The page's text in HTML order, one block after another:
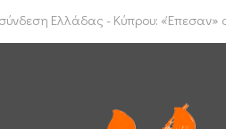
Ελλάδας - Κύπρου:
στην Ισπανία και έμφαση στην